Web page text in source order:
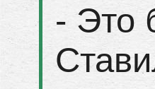
- Это